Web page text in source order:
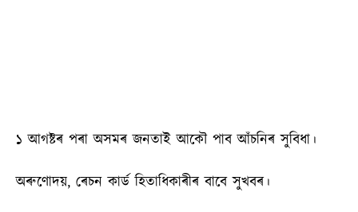
১ আগষ্টৰ পৰা অসমৰ জনতাই আকৌ পাব আঁচনিৰ সুবিধা।
অৰুণোদয়, ৰেচন কাৰ্ড হিতাধিকাৰীৰ বাবে সুখবৰ।